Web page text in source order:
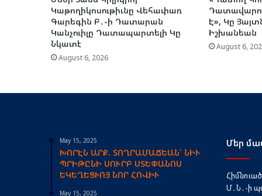
Կաթողիկոսութիւնը Վեհափառ
Գարեգին Բ․-ի Դատարան
Կանչուիլը Դատապարտելի Կը
Նկատէ
August 6, 2026
Է», Կը
Իշխանեան
August 6,
May 15, 2025
ԽՈՐԷՆ ԱՐՔ. ՏՈՂՐԱՄԱՃԵԱՆ՝ ՆԻՒ
ՊՐԻԹԸՆԻ ՍՈՒՐԲ ՍՏԵՓԱՆՈՍ
ԵԿԵՂԵՑՒՈՅ ՆՈՐ ՀՈՎԻՒ
May 15, 2025
Մեր
Մ․Ն․-ի